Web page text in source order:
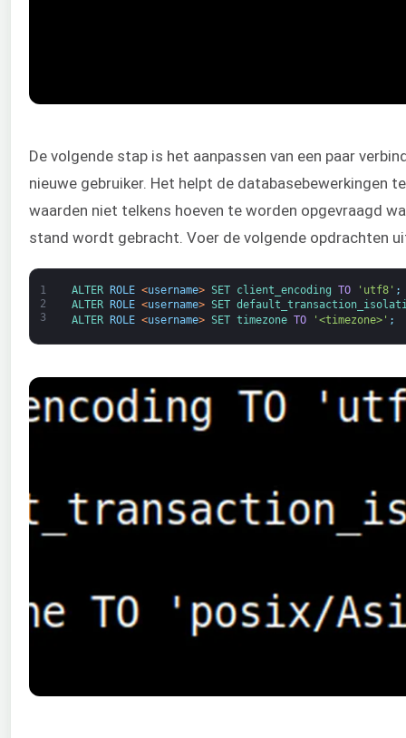
De volgende stap is het aanpassen van een paar
nieuwe gebruiker. Het helpt de databasebewerkingen
waarden niet telkens hoeven te worden opgevraagd
stand wordt gebracht. Voer de volgende opdrachten
1
2
3
ALTER ROLE <username> SET client_encoding TO 'utf8' ;
ALTER
ROLE <username> SET
ALTER
ROLE <username> SET timezone TO '<timezone>' ;